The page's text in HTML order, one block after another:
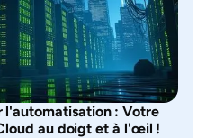
l'automatisation : Votre
au doigt et à l'œil !